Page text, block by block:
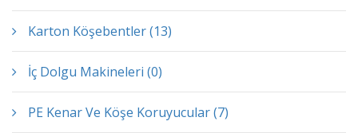
Karton Köşebentler (13)
İç Dolgu Makineleri (0)
PE Kenar Ve Köşe Koruyucular (7)